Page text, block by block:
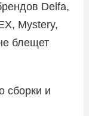
Delfa,
Mystery,
блещет
сборки и